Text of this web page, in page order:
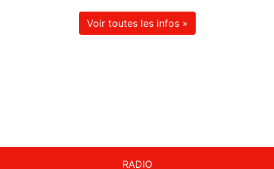
Voir toutes les infos »
RADIO